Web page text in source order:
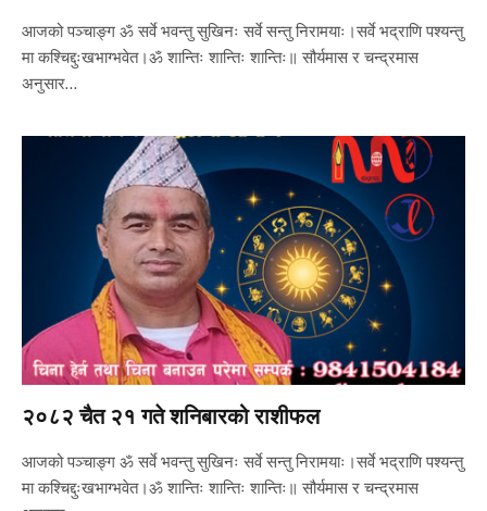
आजको पञ्चाङ्ग ॐ सर्वे भवन्तु सुखिनः सर्वे सन्तु निरामयाः।सर्वे भद्राणि पश्यन्तु
मा कश्चिद्दुःखभाग्भवेत।ॐ शान्तिः शान्तिः शान्तिः॥ सौर्यमास र चन्द्रमास
अनुसार…
२०८२ चैत २१ गते शनिबारको राशीफल
आजको पञ्चाङ्ग ॐ सर्वे भवन्तु सुखिनः सर्वे सन्तु निरामयाः।सर्वे भद्राणि पश्यन्तु
मा कश्चिद्दुःखभाग्भवेत।ॐ शान्तिः शान्तिः शान्तिः॥ सौर्यमास र चन्द्रमास